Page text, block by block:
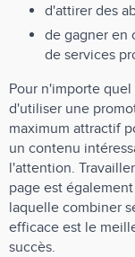
d'attirer des
de gagner en
de services
Pour n'importe
d'utiliser une
maximum attractif
un contenu
l'attention.
page est
laquelle combiner
efficace est le
succès.